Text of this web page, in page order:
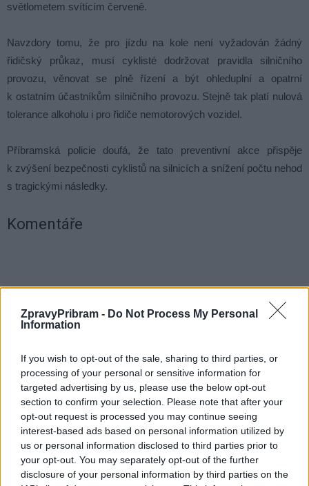
ZpravyPribram - Do Not Process My Personal
Information
If you wish to opt-out of the sale, sharing to third parties, or
processing of your personal or sensitive information for
targeted advertising by us, please use the below opt-out
section to confirm your selection. Please note that after your
opt-out request is processed you may continue seeing
interest-based ads based on personal information utilized by
us or personal information disclosed to third parties prior to
your opt-out. You may separately opt-out of the further
disclosure of your personal information by third parties on the
světlometem svítícím červeně.
Navzdory tomu, že pro jízdu na kole není vyžadován žádný
řidičský průkaz, musí cyklisté dodržovat pravidla silničního
provozu, věnovat se plně řízení a být ohleduplní a opatrní
k ostatním účastníkům silničního provozu. Stejně tak platí nulová
tolerance alkoholu i pro řidiče nemotorových vozidel.
Příbramská policie doufá, že tato preventivní akce přispěje
k zvýšení bezpečnosti cyklistů na silnicích a snížení počtu nehod
s tragickými následky.
Komentáře
prevence
Po dvou měsících se opět
Následující článek
Po Karlu Gottovi dala umělá